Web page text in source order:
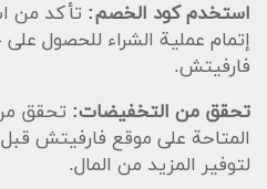
استخدم كود الخصم: تأكد من
إتمام عملية الشراء للحصول
فارفيتش.
تحقق من التخفيضات: تحقق
المتاحة على موقع فارفيتش
لتوفير المزيد من المال.